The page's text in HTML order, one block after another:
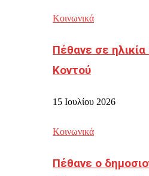
Κοινωνικά
Πέθανε σε
Κοντού
15 Ιουλίου 2026
Κοινωνικά
Πέθανε ο